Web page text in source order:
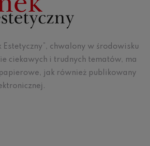
Estetyczny”, chwalony w środowisku
ciekawych i trudnych tematów, ma
jak również publikowany